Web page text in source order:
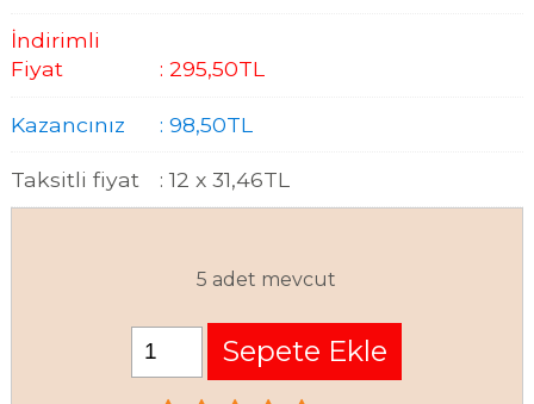
İndirimli
Fiyat
: 295,50TL
Kazancınız : 98,50TL
Taksitli fiyat : 12 x 31,46TL
5 adet mevcut
Sepete Ekle